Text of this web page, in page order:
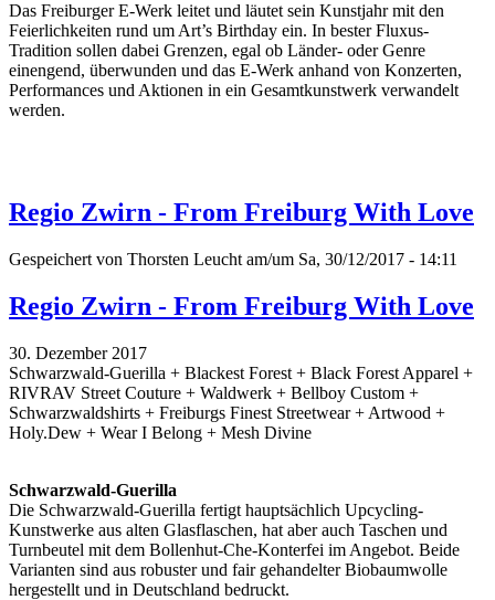
Das Freiburger E-Werk leitet und läutet sein Kunstjahr mit den
Feierlichkeiten rund um Art’s Birthday ein. In bester Fluxus-
Tradition sollen dabei Grenzen, egal ob Länder- oder Genre
einengend, überwunden und das E-Werk anhand von Konzerten,
Performances und Aktionen in ein Gesamtkunstwerk verwandelt
werden.
Regio Zwirn - From Freiburg With Love
Gespeichert von Thorsten Leucht am/um Sa, 30/12/2017 - 14:11
Regio Zwirn - From Freiburg With Love
30. Dezember 2017
Schwarzwald-Guerilla + Blackest Forest + Black Forest Apparel +
RIVRAV Street Couture + Waldwerk + Bellboy Custom +
Schwarzwaldshirts + Freiburgs Finest Streetwear + Artwood +
Holy.Dew + Wear I Belong + Mesh Divine
Schwarzwald-Guerilla
Die Schwarzwald-Guerilla fertigt hauptsächlich Upcycling-
Kunstwerke aus alten Glasflaschen, hat aber auch Taschen und
Turnbeutel mit dem Bollenhut-Che-Konterfei im Angebot. Beide
Varianten sind aus robuster und fair gehandelter Biobaumwolle
hergestellt und in Deutschland bedruckt.